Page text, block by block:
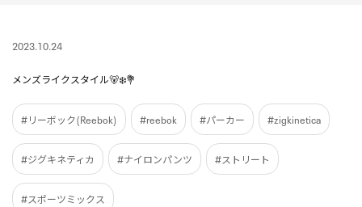
2023.10.24
メンズライクスタイル🐻‍❄️💐
#リーボック(Reebok) #reebok #パーカー #zigkinetica
#ジグキネティカ #ナイロンパンツ #ストリート
#スポーツミックス